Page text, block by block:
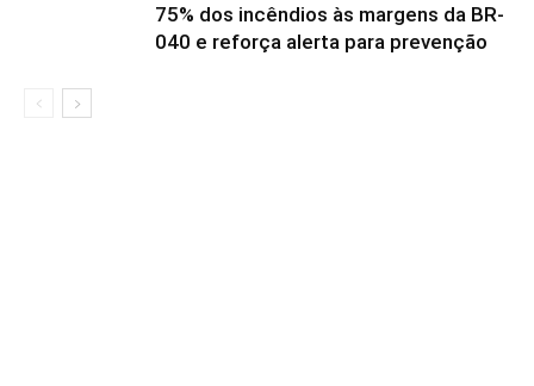
75% dos incêndios às margens da BR-
040 e reforça alerta para prevenção